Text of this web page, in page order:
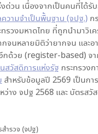
งด่วน เนื่องจากเป็นคนที่ได้รั
วามจำเป็นพื้นฐาน (จปฐ.) ก
วงมหาดไทย ที่ถูกนำมาวิเค
จนหลายมิติว่ายากจน และอ
กด้วย (register-based) จ
สวัสดิการแห่งรัฐ กระทรวงก
สำหรับข้อมูลปี 2569 เป็นกา
ว่าง จปฐ 2568 และ บัตรสวั
ำรวจ (จปฐ)